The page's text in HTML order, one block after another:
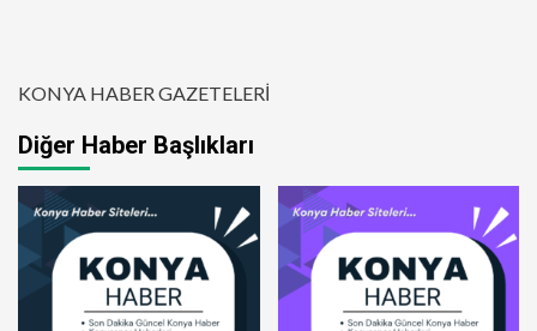
KONYA HABER GAZETELERİ
Diğer Haber Başlıkları